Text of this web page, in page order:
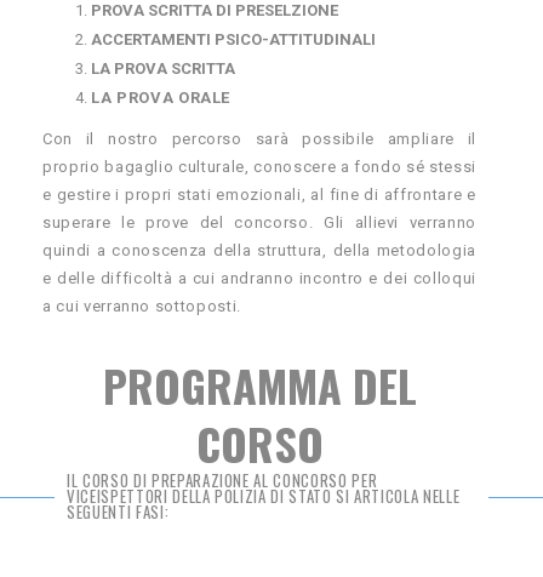
PROVA SCRITTA DI PRESELZIONE
ACCERTAMENTI PSICO-ATTITUDINALI
LA PROVA SCRITTA
LA PROVA ORALE
Con il nostro percorso sarà possibile ampliare il
proprio bagaglio culturale, conoscere a fondo sé stessi
e gestire i propri stati emozionali, al fine di affrontare e
superare le prove del concorso. Gli allievi verranno
quindi a conoscenza della struttura, della metodologia
e delle difficoltà a cui andranno incontro e dei colloqui
a cui verranno sottoposti.
PROGRAMMA DEL
CORSO
IL CORSO DI PREPARAZIONE AL CONCORSO PER
VICEISPETTORI DELLA POLIZIA DI STATO SI ARTICOLA NELLE
SEGUENTI FASI: